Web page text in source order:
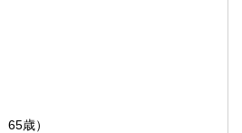
歳）